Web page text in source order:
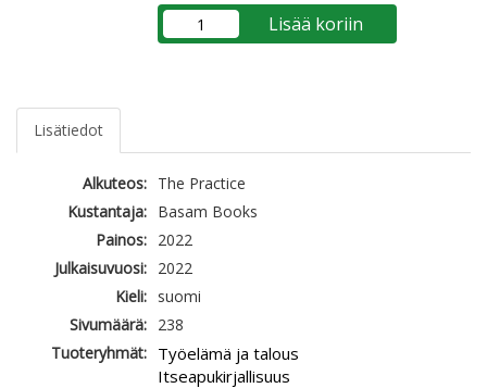
Lisää koriin
Lisätiedot
Alkuteos: The Practice
Kustantaja: Basam Books
Painos: 2022
Julkaisuvuosi: 2022
Kieli: suomi
Sivumäärä: 238
Tuoteryhmät: Työelämä ja talous
Itseapukirjallisuus